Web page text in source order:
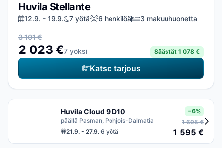
Huvila Stellante
12.9. - 19.9. 7 yötä 6 henkilöä 3 makuuhuonetta
3 101 €
2 023 €7 yöksi Säästät 1 078 €
Katso tarjous
Huvila Cloud 9 D10
päällä Pasman, Pohjois-Dalmatia
21.9. - 27.9.·6 yötä
−6%
1 695 €
1 595 €